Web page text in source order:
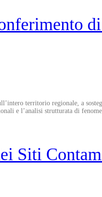
territorio regionale, a
e l’analisi strutturata di
Siti